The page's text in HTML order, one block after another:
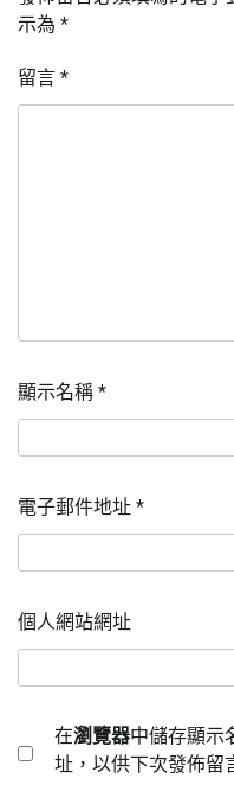
示為 *
留言 *
顯示名稱 *
電子郵件地址 *
個人網站網址
在瀏覽器中儲存顯示
址，以供下次發佈留